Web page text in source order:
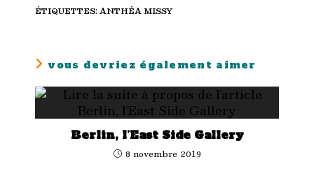
ÉTIQUETTES:ANTHÉA MISSY
vous devriez également aimer
Berlin, l’East Side Gallery
8 novembre 2019